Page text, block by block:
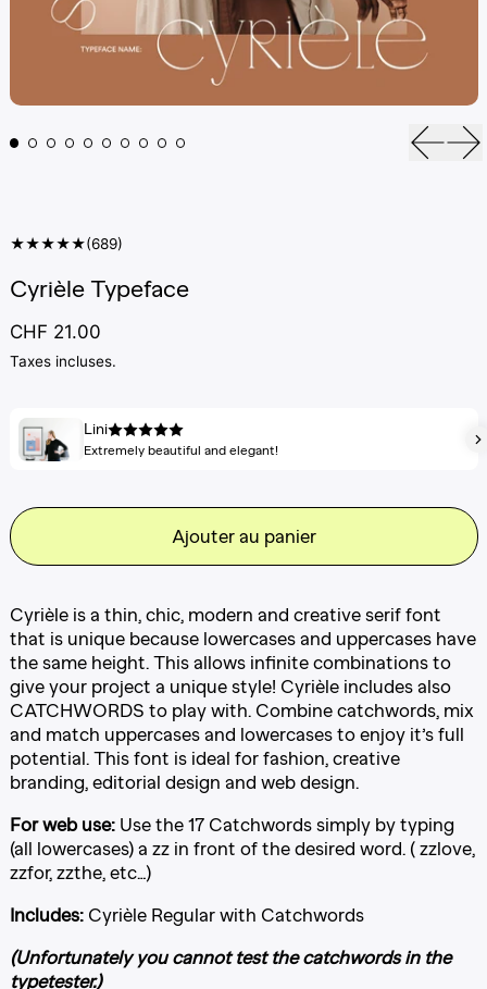
★★★★★(689)
Cyrièle Typeface
Prix normal
CHF 21.00
Taxes incluses.
Lini
Extremely beautiful and elegant!
Ajouter au panier
Cyrièle is a thin, chic, modern and creative serif font
that is unique because lowercases and uppercases have
the same height. This allows infinite combinations to
give your project a unique style! Cyrièle includes also
CATCHWORDS to play with. Combine catchwords, mix
and match uppercases and lowercases to enjoy it’s full
potential. This font is ideal for fashion, creative
branding, editorial design and web design.
For web use:Use the 17 Catchwords simply by typing
(all lowercases) a zz in front of the desired word. ( zzlove,
zzfor, zzthe, etc…)
Includes:Cyrièle Regular with Catchwords
(Unfortunately you cannot test the catchwords in the
typetester.)